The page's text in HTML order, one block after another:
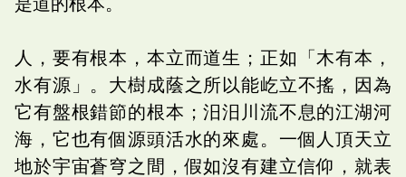
人，要有根本，本立而道生；正如「木有本，
水有源」。大樹成蔭之所以能屹立不搖，因為
它有盤根錯節的根本；汨汨川流不息的江湖河
海，它也有個源頭活水的來處。一個人頂天立
地於宇宙蒼穹之間，假如沒有建立信仰，就表